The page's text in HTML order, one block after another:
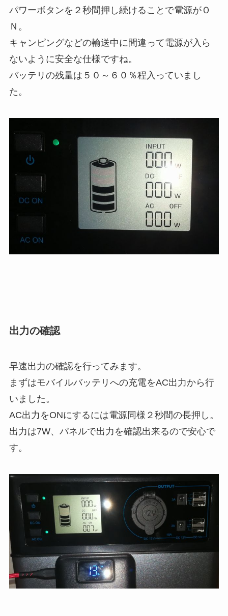
パワーボタンを２秒間押し続けることで電源がＯ
Ｎ。
キャンピングなどの輸送中に間違って電源が入ら
ないように安全な仕様ですね。
バッテリの残量は５０～６０％程入っていまし
た。
出力の確認
早速出力の確認を行ってみます。
まずはモバイルバッテリへの充電をAC出力から行
いました。
AC出力をONにするには電源同様２秒間の長押し。
出力は7W、パネルで出力を確認出来るので安心で
す。